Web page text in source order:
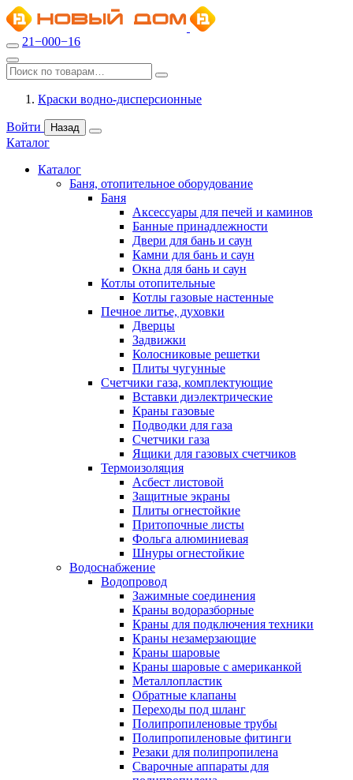
21−000−16
Краски водно-дисперсионные
Войти Назад
Каталог
Каталог
Баня, отопительное оборудование
Баня
Аксессуары для печей и каминов
Банные принадлежности
Двери для бань и саун
Камни для бань и саун
Окна для бань и саун
Котлы отопительные
Котлы газовые настенные
Печное литье, духовки
Дверцы
Задвижки
Колосниковые решетки
Плиты чугунные
Счетчики газа, комплектующие
Вставки диэлектрические
Краны газовые
Подводки для газа
Счетчики газа
Ящики для газовых счетчиков
Термоизоляция
Асбест листовой
Защитные экраны
Плиты огнестойкие
Притопочные листы
Фольга алюминиевая
Шнуры огнестойкие
Водоснабжение
Водопровод
Зажимные соединения
Краны водоразборные
Краны для подключения техники
Краны незамерзающие
Краны шаровые
Краны шаровые с американкой
Металлопластик
Обратные клапаны
Переходы под шланг
Полипропиленовые трубы
Полипропиленовые фитинги
Резаки для полипропилена
Сварочные аппараты для